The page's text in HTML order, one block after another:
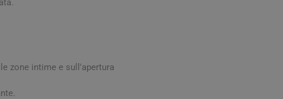
digestione
zone intime e sull'apertura